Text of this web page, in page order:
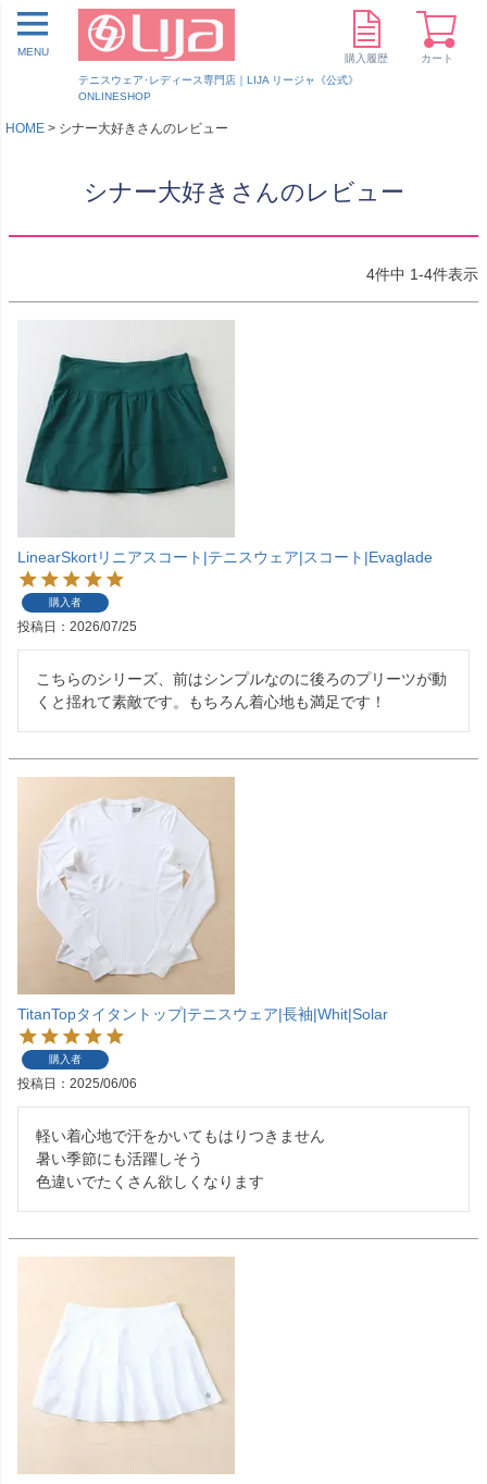
テニスウェア･レディース専門店｜LIJA リージャ《公式》
ONLINESHOP
MENU
購入履歴 カート
HOME シナー大好きさんのレビュー
シナー大好きさんのレビュー
4件中 1-4件表示
LinearSkortリニアスコート|テニスウェア|スコート|Evaglade
購入者
投稿日 2026/07/25
こちらのシリーズ、前はシンプルなのに後ろのプリーツが動
くと揺れて素敵です。もちろん着心地も満足です！
TitanTopタイタントップ|テニスウェア|長袖|Whit|Solar
購入者
投稿日 2025/06/06
軽い着心地で汗をかいてもはりつきません
暑い季節にも活躍しそう